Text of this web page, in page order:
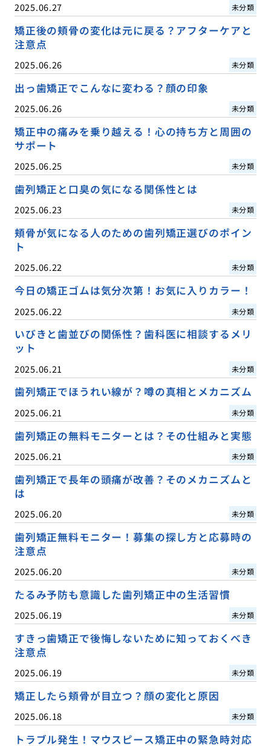
2025.06.27 未分類
矯正後の頬骨の変化は元に戻る？アフターケアと
注意点
2025.06.26 未分類
出っ歯矯正でこんなに変わる？顔の印象
2025.06.26 未分類
矯正中の痛みを乗り越える！心の持ち方と周囲の
サポート
2025.06.25 未分類
歯列矯正と口臭の気になる関係性とは
2025.06.23 未分類
頬骨が気になる人のための歯列矯正選びのポイン
ト
2025.06.22 未分類
今日の矯正ゴムは気分次第！お気に入りカラー！
2025.06.22 未分類
いびきと歯並びの関係性？歯科医に相談するメリ
ット
2025.06.21 未分類
歯列矯正でほうれい線が？噂の真相とメカニズム
2025.06.21 未分類
歯列矯正の無料モニターとは？その仕組みと実態
2025.06.21 未分類
歯列矯正で長年の頭痛が改善？そのメカニズムと
は
2025.06.20 未分類
歯列矯正無料モニター！募集の探し方と応募時の
注意点
2025.06.20 未分類
たるみ予防も意識した歯列矯正中の生活習慣
2025.06.19 未分類
すきっ歯矯正で後悔しないために知っておくべき
注意点
2025.06.19 未分類
矯正したら頬骨が目立つ？顔の変化と原因
2025.06.18 未分類
トラブル発生！マウスピース矯正中の緊急時対応